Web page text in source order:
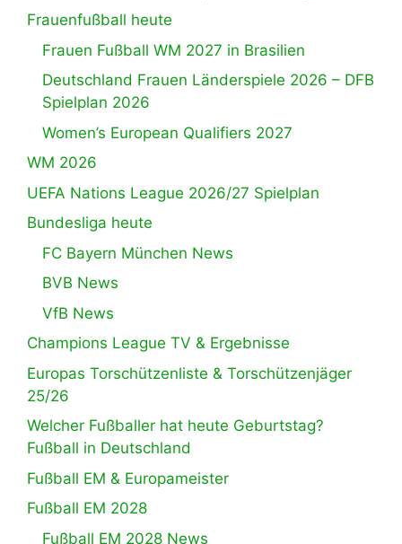
Frauenfußball heute
Frauen Fußball WM 2027 in Brasilien
Deutschland Frauen Länderspiele 2026 – DFB
Spielplan 2026
Women’s European Qualifiers 2027
WM 2026
UEFA Nations League 2026/27 Spielplan
Bundesliga heute
FC Bayern München News
BVB News
VfB News
Champions League TV & Ergebnisse
Europas Torschützenliste & Torschützenjäger
25/26
Welcher Fußballer hat heute Geburtstag?
Fußball in Deutschland
Fußball EM & Europameister
Fußball EM 2028
Fußball EM 2028 News